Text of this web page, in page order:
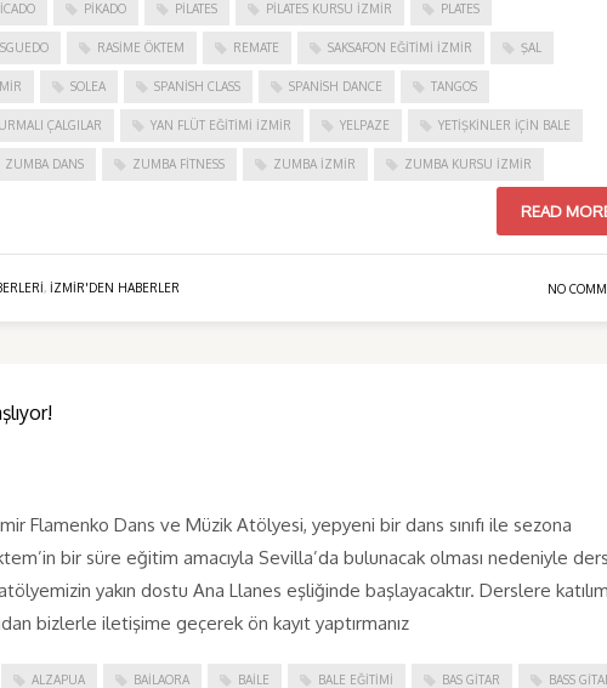
PIKADO PILATES PILATES KURSU İZMIR PLATES
RASIME ÖKTEM REMATE SAKSAFON EĞITIMI İZMIR ŞAL
SOLEA SPANISH CLASS SPANISH DANCE TANGOS
ÇALGILAR YAN FLÜT EĞITIMI İZMIR YELPAZE YETIŞKINLER IÇIN BALE
ZUMBA DANS ZUMBA FITNESS ZUMBA İZMIR ZUMBA KURSU İZMIR
READ
, IZMIR'DEN HABERLER NO
Flamenko Dans ve Müzik Atölyesi, yepyeni bir dans sınıfı ile sezona
bir süre eğitim amacıyla Sevilla’da bulunacak olması nedeniyle
yakın dostu Ana Llanes eşliğinde başlayacaktır. Derslere
bizlerle iletişime geçerek ön kayıt yaptırmanız
ALZAPUA BAILAORA BAILE BALE EĞITIMI BAS GITAR BASS